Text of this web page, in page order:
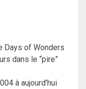
Days of Wonders
dans le “pire”
à aujourd’hui